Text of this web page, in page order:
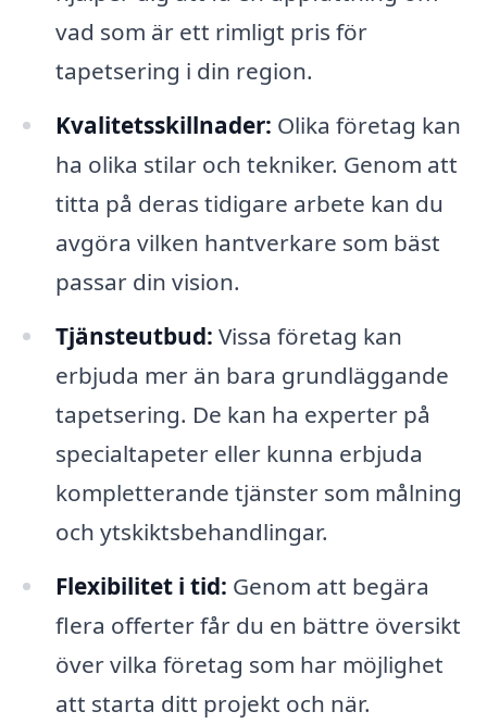
vad som är ett rimligt pris för
tapetsering i din region.
Kvalitetsskillnader: Olika företag kan
ha olika stilar och tekniker. Genom att
titta på deras tidigare arbete kan du
avgöra vilken hantverkare som bäst
passar din vision.
Tjänsteutbud: Vissa företag kan
erbjuda mer än bara grundläggande
tapetsering. De kan ha experter på
specialtapeter eller kunna erbjuda
kompletterande tjänster som målning
och ytskiktsbehandlingar.
Flexibilitet i tid: Genom att begära
flera offerter får du en bättre översikt
över vilka företag som har möjlighet
att starta ditt projekt och när.